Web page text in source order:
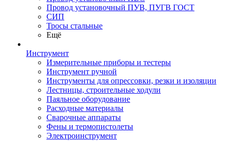
Провод установочный ПУВ, ПУГВ ГОСТ
СИП
Тросы стальные
Ещё
Инструмент
Измерительные приборы и тестеры
Инструмент ручной
Инструменты для опрессовки, резки и изоляции
Лестницы, строительные ходули
Паяльное оборудование
Расходные материалы
Сварочные аппараты
Фены и термопистолеты
Электроинструмент